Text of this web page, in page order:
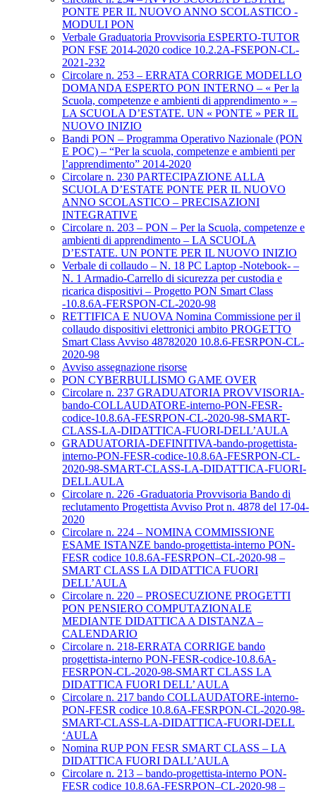
PONTE PER IL NUOVO ANNO SCOLASTICO -
MODULI PON
Verbale Graduatoria Provvisoria ESPERTO-TUTOR
PON FSE 2014-2020 codice 10.2.2A-FSEPON-CL-
2021-232
Circolare n. 253 – ERRATA CORRIGE MODELLO
DOMANDA ESPERTO PON INTERNO – « Per la
Scuola, competenze e ambienti di apprendimento » –
LA SCUOLA D’ESTATE. UN « PONTE » PER IL
NUOVO INIZIO
Bandi PON – Programma Operativo Nazionale (PON
E POC) – “Per la scuola, competenze e ambienti per
l’apprendimento” 2014-2020
Circolare n. 230 PARTECIPAZIONE ALLA
SCUOLA D’ESTATE PONTE PER IL NUOVO
ANNO SCOLASTICO – PRECISAZIONI
INTEGRATIVE
Circolare n. 203 – PON – Per la Scuola, competenze e
ambienti di apprendimento – LA SCUOLA
D’ESTATE. UN PONTE PER IL NUOVO INIZIO
Verbale di collaudo – N. 18 PC Laptop -Notebook- –
N. 1 Armadio-Carrello di sicurezza per custodia e
ricarica dispositivi – Progetto PON Smart Class
-10.8.6A-FERSPON-CL-2020-98
RETTIFICA E NUOVA Nomina Commissione per il
collaudo dispositivi elettronici ambito PROGETTO
Smart Class Avviso 48782020 10.8.6-FESRPON-CL-
2020-98
Avviso assegnazione risorse
PON CYBERBULLISMO GAME OVER
Circolare n. 237 GRADUATORIA PROVVISORIA-
bando-COLLAUDATORE-interno-PON-FESR-
codice-10.8.6A-FESRPON-CL-2020-98-SMART-
CLASS-LA-DIDATTICA-FUORI-DELL’AULA
GRADUATORIA-DEFINITIVA-bando-progettista-
interno-PON-FESR-codice-10.8.6A-FESRPON-CL-
2020-98-SMART-CLASS-LA-DIDATTICA-FUORI-
DELLAULA
Circolare n. 226 -Graduatoria Provvisoria Bando di
reclutamento Progettista Avviso Prot n. 4878 del 17-04-
2020
Circolare n. 224 – NOMINA COMMISSIONE
ESAME ISTANZE bando-progettista-interno PON-
FESR codice 10.8.6A-FESRPON–CL-2020-98 –
SMART CLASS LA DIDATTICA FUORI
DELL’AULA
Circolare n. 220 – PROSECUZIONE PROGETTI
PON PENSIERO COMPUTAZIONALE
MEDIANTE DIDATTICA A DISTANZA –
CALENDARIO
Circolare n. 218-ERRATA CORRIGE bando
progettista-interno PON-FESR-codice-10.8.6A-
FESRPON-CL-2020-98-SMART CLASS LA
DIDATTICA FUORI DELL’ AULA
Circolare n. 217 bando COLLAUDATORE-interno-
PON-FESR codice 10.8.6A-FESRPON-CL-2020-98-
SMART-CLASS-LA-DIDATTICA-FUORI-DELL
‘AULA
Nomina RUP PON FESR SMART CLASS – LA
DIDATTICA FUORI DALL’AULA
Circolare n. 213 – bando-progettista-interno PON-
FESR codice 10.8.6A-FESRPON–CL-2020-98 –